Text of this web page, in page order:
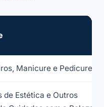
Manicure e Pedicure
de Estética e Outros